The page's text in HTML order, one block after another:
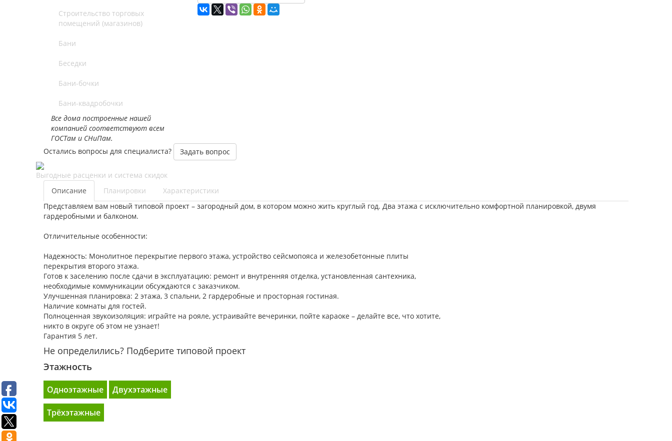
Строительство торговых
помещений (магазинов)
Бани
Беседки
Бани-бочки
Бани-квадробочки
Все дома построенные нашей
компанией соответствуют всем
ГОСТам и СНиПам.
Остались вопросы для специалиста? Задать вопрос
Выгодные расценки и система скидок
Описание
Планировки
Характеристики
Представляем вам новый типовой проект – загородный дом, в котором можно жить круглый год. Два этажа с исключительно комфортной планировкой, двумя
гардеробными и балконом.
Отличительные особенности:
Надежность: Монолитное перекрытие первого этажа, устройство сейсмопояса и железобетонные плиты
перекрытия второго этажа.
Готов к заселению после сдачи в эксплуатацию: ремонт и внутренняя отделка, установленная сантехника,
необходимые коммуникации обсуждаются с заказчиком.
Улучшенная планировка: 2 этажа, 3 спальни, 2 гардеробные и просторная гостиная.
Наличие комнаты для гостей.
Полноценная звукоизоляция: играйте на рояле, устраивайте вечеринки, пойте караоке – делайте все, что хотите,
никто в округе об этом не узнает!
Гарантия 5 лет.
Не определились? Подберите типовой проект
Этажность
Одноэтажные Двухэтажные
Трёхэтажные